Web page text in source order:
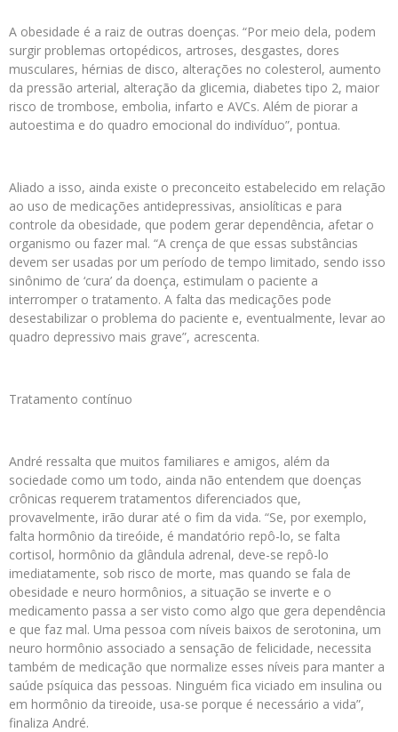
A obesidade é a raiz de outras doenças. “Por meio dela, podem
surgir problemas ortopédicos, artroses, desgastes, dores
musculares, hérnias de disco, alterações no colesterol, aumento
da pressão arterial, alteração da glicemia, diabetes tipo 2, maior
risco de trombose, embolia, infarto e AVCs. Além de piorar a
autoestima e do quadro emocional do indivíduo”, pontua.
Aliado a isso, ainda existe o preconceito estabelecido em relação
ao uso de medicações antidepressivas, ansiolíticas e para
controle da obesidade, que podem gerar dependência, afetar o
organismo ou fazer mal. “A crença de que essas substâncias
devem ser usadas por um período de tempo limitado, sendo isso
sinônimo de ‘cura’ da doença, estimulam o paciente a
interromper o tratamento. A falta das medicações pode
desestabilizar o problema do paciente e, eventualmente, levar ao
quadro depressivo mais grave”, acrescenta.
Tratamento contínuo
André ressalta que muitos familiares e amigos, além da
sociedade como um todo, ainda não entendem que doenças
crônicas requerem tratamentos diferenciados que,
provavelmente, irão durar até o fim da vida. “Se, por exemplo,
falta hormônio da tireóide, é mandatório repô-lo, se falta
cortisol, hormônio da glândula adrenal, deve-se repô-lo
imediatamente, sob risco de morte, mas quando se fala de
obesidade e neuro hormônios, a situação se inverte e o
medicamento passa a ser visto como algo que gera dependência
e que faz mal. Uma pessoa com níveis baixos de serotonina, um
neuro hormônio associado a sensação de felicidade, necessita
também de medicação que normalize esses níveis para manter a
saúde psíquica das pessoas. Ninguém fica viciado em insulina ou
em hormônio da tireoide, usa-se porque é necessário a vida”,
finaliza André.